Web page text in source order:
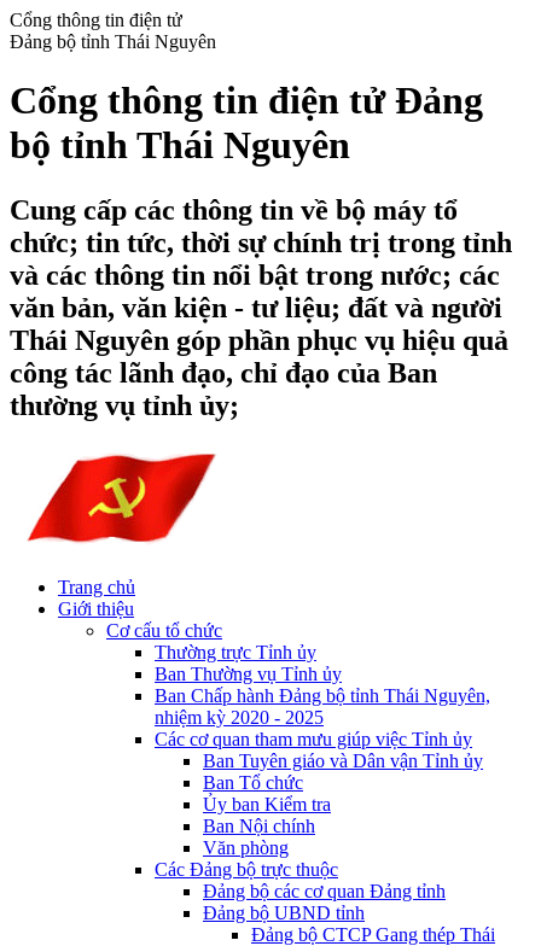
Cổng thông tin điện tử
Đảng bộ tỉnh Thái Nguyên
Cổng thông tin điện tử Đảng
bộ tỉnh Thái Nguyên
Cung cấp các thông tin về bộ máy tổ
chức; tin tức, thời sự chính trị trong tỉnh
và các thông tin nổi bật trong nước; các
văn bản, văn kiện - tư liệu; đất và người
Thái Nguyên góp phần phục vụ hiệu quả
công tác lãnh đạo, chỉ đạo của Ban
thường vụ tỉnh ủy;
Trang chủ
Giới thiệu
Cơ cấu tổ chức
Thường trực Tỉnh ủy
Ban Thường vụ Tỉnh ủy
Ban Chấp hành Đảng bộ tỉnh Thái Nguyên,
nhiệm kỳ 2020 - 2025
Các cơ quan tham mưu giúp việc Tỉnh ủy
Ban Tuyên giáo và Dân vận Tỉnh ủy
Ban Tổ chức
Ủy ban Kiểm tra
Ban Nội chính
Văn phòng
Các Đảng bộ trực thuộc
Đảng bộ các cơ quan Đảng tỉnh
Đảng bộ UBND tỉnh
Đảng bộ CTCP Gang thép Thái